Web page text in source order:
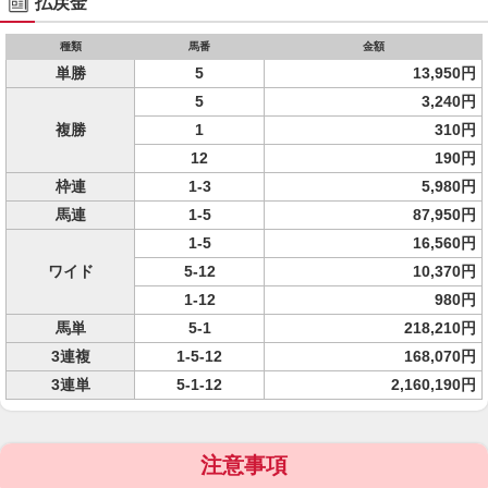
種類 馬番 金額
単勝 5 13,950円
複勝
5
3,240円
1
310円
12
190円
枠連
1-3
5,980円
馬連
1-5 87,950円
ワイド
1-5
16,560円
5-12
10,370円
1-12
980円
馬単
5-1
218,210円
3連複
1-5-12
168,070円
3連単
5-1-12 2,160,190円
注意事項